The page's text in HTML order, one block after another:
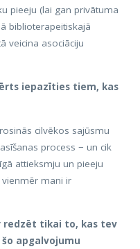
pieeju (lai gan privātuma
biblioterapeitiskajā
veicina asociāciju
iepazīties tiem, kas
cilvēkos sajūsmu
process − un cik
attieksmju un pieeju
vienmēr mani ir
redzēt tikai to, kas tev
apgalvojumu